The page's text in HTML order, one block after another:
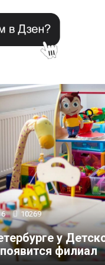
10269
у
филиал